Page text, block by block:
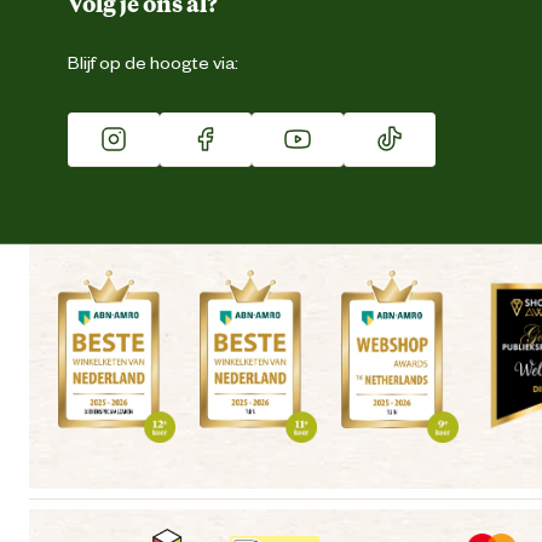
Franchise
Vacatures
Winkels
Blijf op de hoogte via: